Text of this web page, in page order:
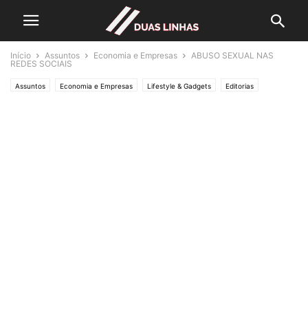
Início Assuntos Economia e Empresas
ABUSO SEXUAL NAS
REDES SOCIAIS
Assuntos Economia e Empresas Lifestyle & Gadgets Editorias